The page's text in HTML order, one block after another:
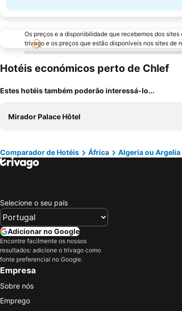
Os preços e a disponibilidade que recebemos dos
trivago e os preços que estão disponíveis nos sites de
Hotéis económicos perto de Chlef
Estes hotéis também poderão interessá-lo...
Mirador Palace Hôtel
Comparador de Hotéis África Algeria ou Argelia
Selecione o seu país
Adicionar no Google
Encontre facilmente os nossos
resultados: adicione o trivago como
fonte preferencial no Google.
Empresa
Sobre nós
Emprego